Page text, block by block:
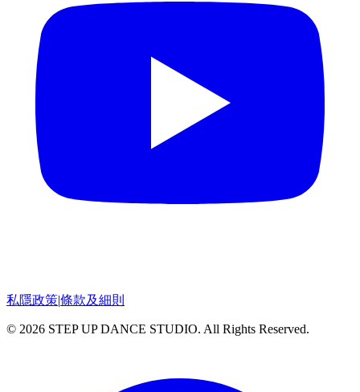
私隱政策|條款及細則
© 2026 STEP UP DANCE STUDIO. All Rights Reserved.